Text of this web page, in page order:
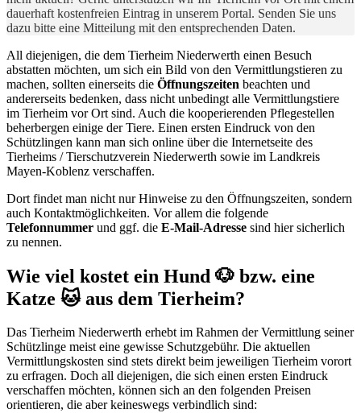
dauerhaft kostenfreien Eintrag in unserem Portal. Senden Sie uns
dazu bitte eine Mitteilung mit den entsprechenden Daten.
All diejenigen, die dem Tierheim Niederwerth einen Besuch
abstatten möchten, um sich ein Bild von den Vermittlungstieren zu
machen, sollten einerseits die Öffnungszeiten beachten und
andererseits bedenken, dass nicht unbedingt alle Vermittlungstiere
im Tierheim vor Ort sind. Auch die kooperierenden Pflegestellen
beherbergen einige der Tiere. Einen ersten Eindruck von den
Schützlingen kann man sich online über die Internetseite des
Tierheims / Tierschutzverein Niederwerth sowie im Landkreis
Mayen-Koblenz verschaffen.
Dort findet man nicht nur Hinweise zu den Öffnungszeiten, sondern
auch Kontaktmöglichkeiten. Vor allem die folgende
Telefonnummer und ggf. die E-Mail-Adresse sind hier sicherlich
zu nennen.
Wie viel kostet ein Hund 🐶 bzw. eine
Katze 🐱 aus dem Tierheim?
Das Tierheim Niederwerth erhebt im Rahmen der Vermittlung seiner
Schützlinge meist eine gewisse Schutzgebühr. Die aktuellen
Vermittlungskosten sind stets direkt beim jeweiligen Tierheim vorort
zu erfragen. Doch all diejenigen, die sich einen ersten Eindruck
verschaffen möchten, können sich an den folgenden Preisen
orientieren, die aber keineswegs verbindlich sind: